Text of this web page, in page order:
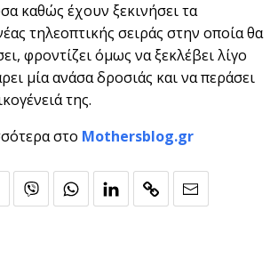
καθώς έχουν ξεκινήσει τα
τηλεοπτικής σειράς στην οποία θα
φροντίζει όμως να ξεκλέβει λίγο
μία ανάσα δροσιάς και να περάσει
της.
στο Mothersblog.gr